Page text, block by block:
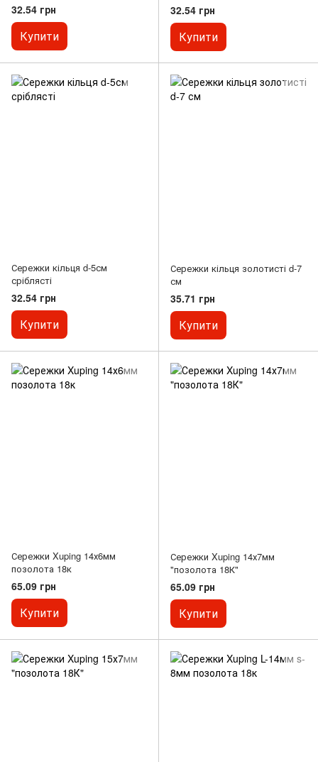
32.54 грн
Купити
32.54 грн
Купити
Сережки кільця d-5см
сріблясті
32.54 грн
Купити
Сережки кільця золотисті d-7
см
35.71 грн
Купити
Сережки Xuping 14х6мм
позолота 18к
65.09 грн
Купити
Сережки Xuping 14х7мм
"позолота 18К"
65.09 грн
Купити